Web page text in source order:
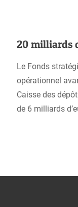
20 milliards
Le Fonds
opérationnel
Caisse des
de 6 milliards